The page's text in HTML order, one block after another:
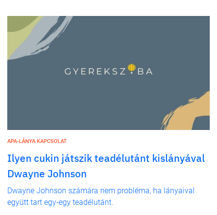
APA-LÁNYA KAPCSOLAT
Ilyen cukin játszik teadélutánt kislányával
Dwayne Johnson
Dwayne Johnson számára nem probléma, ha lányaival
együtt tart egy-egy teadélutánt.